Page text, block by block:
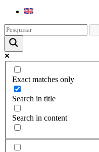
Exact matches only
Search in title
Search in content